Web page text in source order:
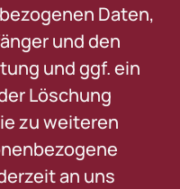
Daten,
und den
und ggf. ein
Löschung
zu weiteren
an uns